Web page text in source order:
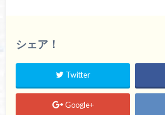
シェア！
Twitter
Google+